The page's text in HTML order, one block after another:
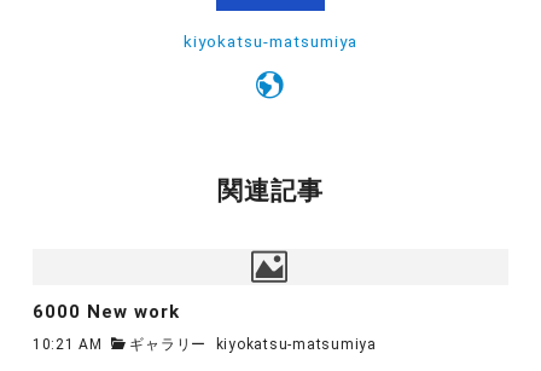
kiyokatsu-matsumiya
関連記事
6000 New work
10:21 AM ギャラリー kiyokatsu-matsumiya